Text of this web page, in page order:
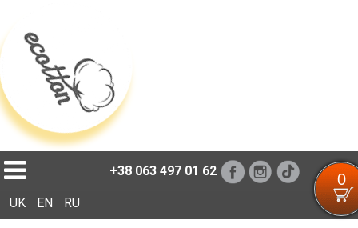
+38 063 497 01 62 0
UK EN RU